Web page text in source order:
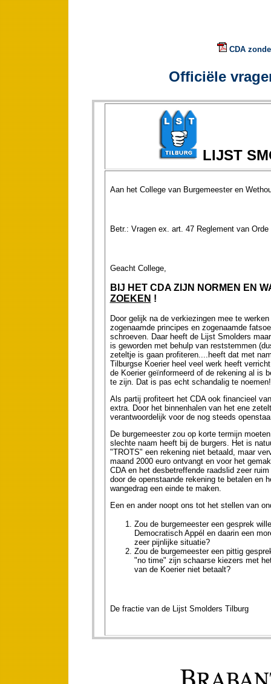
CDA
Officiële
LIJST
Aan het College van Burgemeester en
Betr.: Vragen ex. art. 47 Reglement van
Geacht College,
BIJ HET CDA ZIJN NORMEN EN
ZOEKEN !
Door gelijk na de verkiezingen mee te
zogenaamde principes en zogenaamde
schroeven. Daar heeft de Lijst Smolders
is geworden met behulp van reststemmen
zeteltje is gaan profiteren....heeft dat met
Tilburgse Koerier heel veel werk heeft
de Koerier geïnformeerd of de rekening al is
te zijn. Dat is pas echt schandalig te noemen!
Als partij profiteert het CDA ook financieel
extra. Door het binnenhalen van het ene
verantwoordelijk voor de nog steeds
De burgemeester zou op korte termijn
slechte naam heeft bij de burgers. Het is
"TROTS" een rekening niet betaald, maar
maand 2000 euro ontvangt en voor het
CDA en het desbetreffende raadslid zeer
door de openstaande rekening te betalen en
wangedrag een einde te maken.
Een en ander noopt ons tot het stellen van
Zou de burgemeester een gesprek
Democratisch Appél en daarin een
zeer pijnlijke situatie?
Zou de burgemeester een pittig
"no time" zijn schaarse kiezers met
van de Koerier niet betaalt?
De fractie van de Lijst Smolders Tilburg